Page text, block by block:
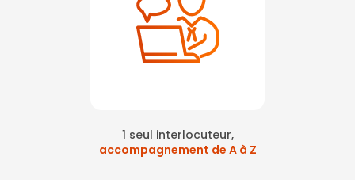
1 seul interlocuteur,
accompagnement de A à Z